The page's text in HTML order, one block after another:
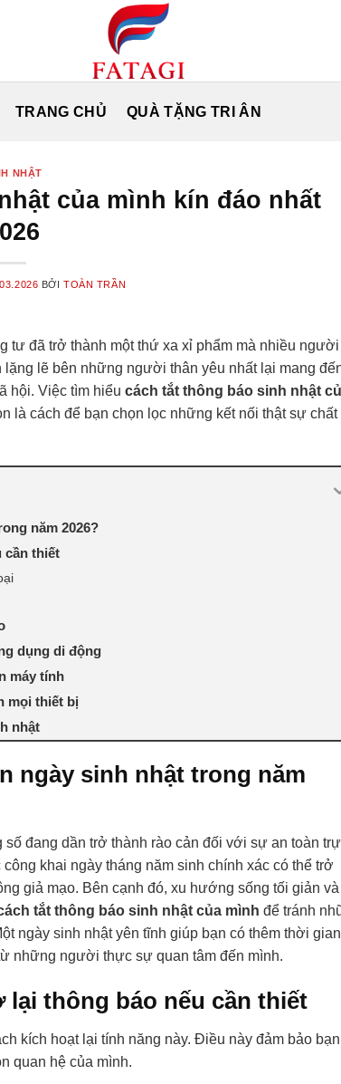
TRANG CHỦ QUÀ TẶNG TRI ÂN
NHẬT
của mình kín đáo nhất
BỞITOÀN TRẦN
tư đã trở thành một thứ xa xỉ phẩm mà nhiều người
lẽ bên những người thân yêu nhất lại mang
hội. Việc tìm hiểu cách tắt thông báo sinh nhật
là cách để bạn chọn lọc những kết nối thật sự chất
năm 2026?
cần thiết
dụng di động
máy tính
mọi thiết bị
nhật
ngày sinh nhật trong năm
đang dần trở thành rào cản đối với sự an toàn
khai ngày tháng năm sinh chính xác có thể trở
giả mạo. Bên cạnh đó, xu hướng sống tối giản và
tắt thông báo sinh nhật của mình để tránh
ngày sinh nhật yên tĩnh giúp bạn có thêm thời gian
những người thực sự quan tâm đến mình.
thông báo nếu cần thiết
kích hoạt lại tính năng này. Điều này đảm bảo bạn
quan hệ của mình.